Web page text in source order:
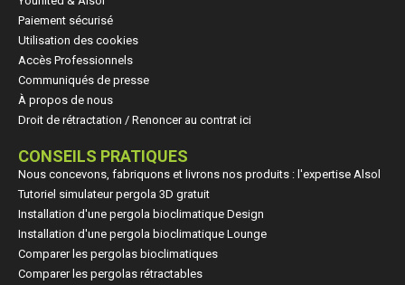
Paiement sécurisé
Utilisation des cookies
Accès Professionnels
Communiqués de presse
À propos de nous
Droit de rétractation / Renoncer au contrat ici
CONSEILS PRATIQUES
Nous concevons, fabriquons et livrons nos produits : l'expertise Alsol
Tutoriel simulateur pergola 3D gratuit
Installation d'une pergola bioclimatique Design
Installation d'une pergola bioclimatique Lounge
Comparer les pergolas bioclimatiques
Comparer les pergolas rétractables